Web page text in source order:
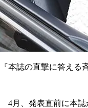
『本誌の直撃に答える
4月、発表直前に本誌